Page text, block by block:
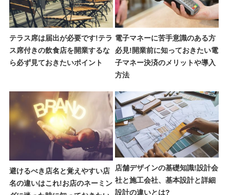
テラス席は届出が必要です!テラ
ス席付きの飲食店を開業するな
ら必ず見ておきたいポイント
電子マネーに苦手意識のある方
必見!開業前に知っておきたい電
子マネー決済のメリットや導入
方法
避けるべき店名と覚えやすい店
名の違いはこれ!お店のネーミン
店舗デザインの基礎知識!設計会
社と施工会社、基本設計と詳細
設計の違いとは?